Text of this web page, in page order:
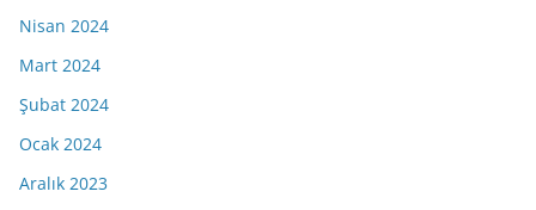
Nisan 2024
Mart 2024
Şubat 2024
Ocak 2024
Aralık 2023